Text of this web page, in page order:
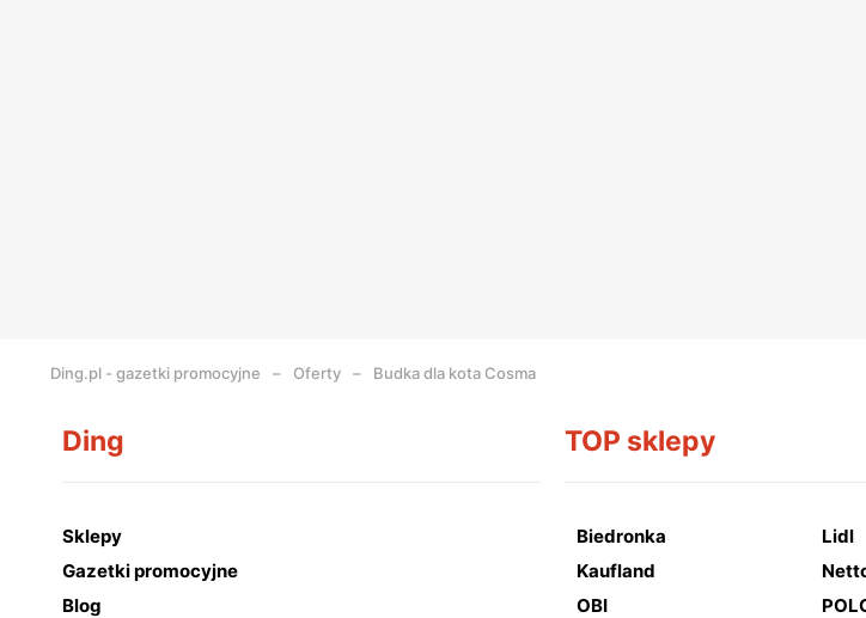
Ding.pl - gazetki promocyjne Oferty Budka dla kota Cosma
Ding
Sklepy
Gazetki promocyjne
Blog
TOP sklepy
Biedronka Lidl
Kaufland
OBI